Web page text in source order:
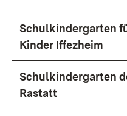
Schulkindergarten
Kinder Iffezheim
Schulkindergarten
Rastatt